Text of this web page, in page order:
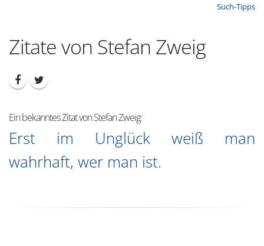
Such-Tipps
Zitate von Stefan Zweig
Ein bekanntes Zitat von Stefan Zweig:
Erst im Unglück weiß man
wahrhaft, wer man ist.